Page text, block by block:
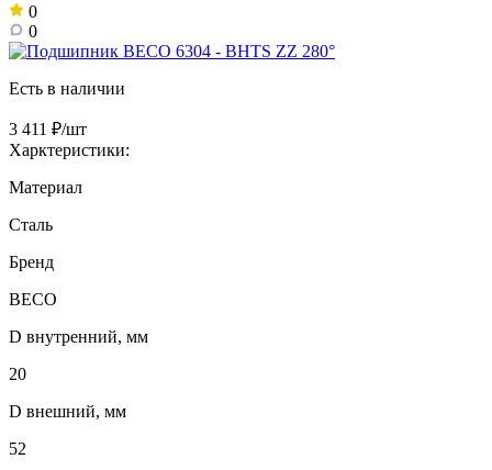
0
0
Есть в наличии
3 411 ₽/шт
Харктеристики:
Материал
Сталь
Бренд
BECO
D внутренний, мм
20
D внешний, мм
52